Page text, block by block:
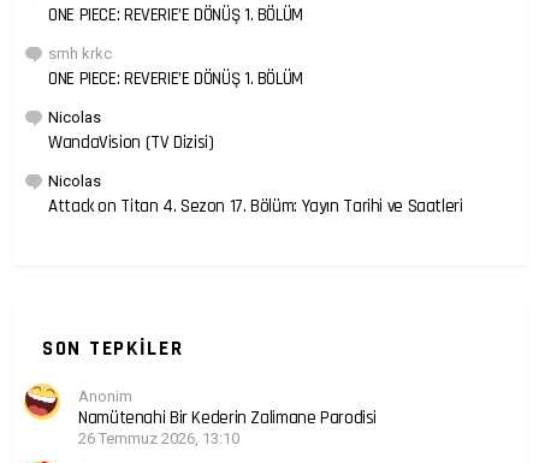
ONE PIECE: REVERIE’E DÖNÜŞ 1. BÖLÜM
smh krkc
ONE PIECE: REVERIE’E DÖNÜŞ 1. BÖLÜM
Nicolas
WandaVision (TV Dizisi)
Nicolas
Attack on Titan 4. Sezon 17. Bölüm: Yayın Tarihi ve Saatleri
SON TEPKILER
Anonim
Namütenahi Bir Kederin Zalimane Parodisi
26 Temmuz 2026, 13:10